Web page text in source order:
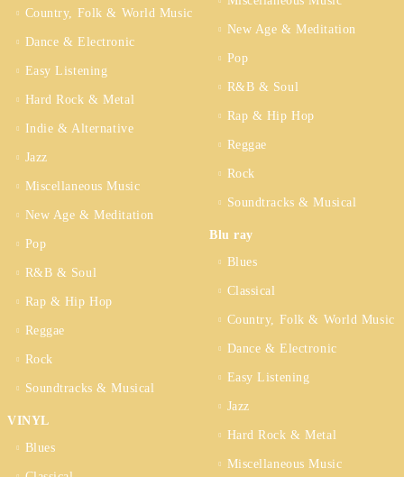
Country, Folk & World Music
Dance & Electronic
Easy Listening
Hard Rock & Metal
Indie & Alternative
Jazz
Miscellaneous Music
New Age & Meditation
Pop
R&B & Soul
Rap & Hip Hop
Reggae
Rock
Soundtracks & Musical
VINYL
Blues
New Age & Meditation
Pop
R&B & Soul
Rap & Hip Hop
Reggae
Rock
Soundtracks & Musical
Blu ray
Blues
Classical
Country, Folk & World Music
Dance & Electronic
Easy Listening
Jazz
Hard Rock & Metal
Miscellaneous Music